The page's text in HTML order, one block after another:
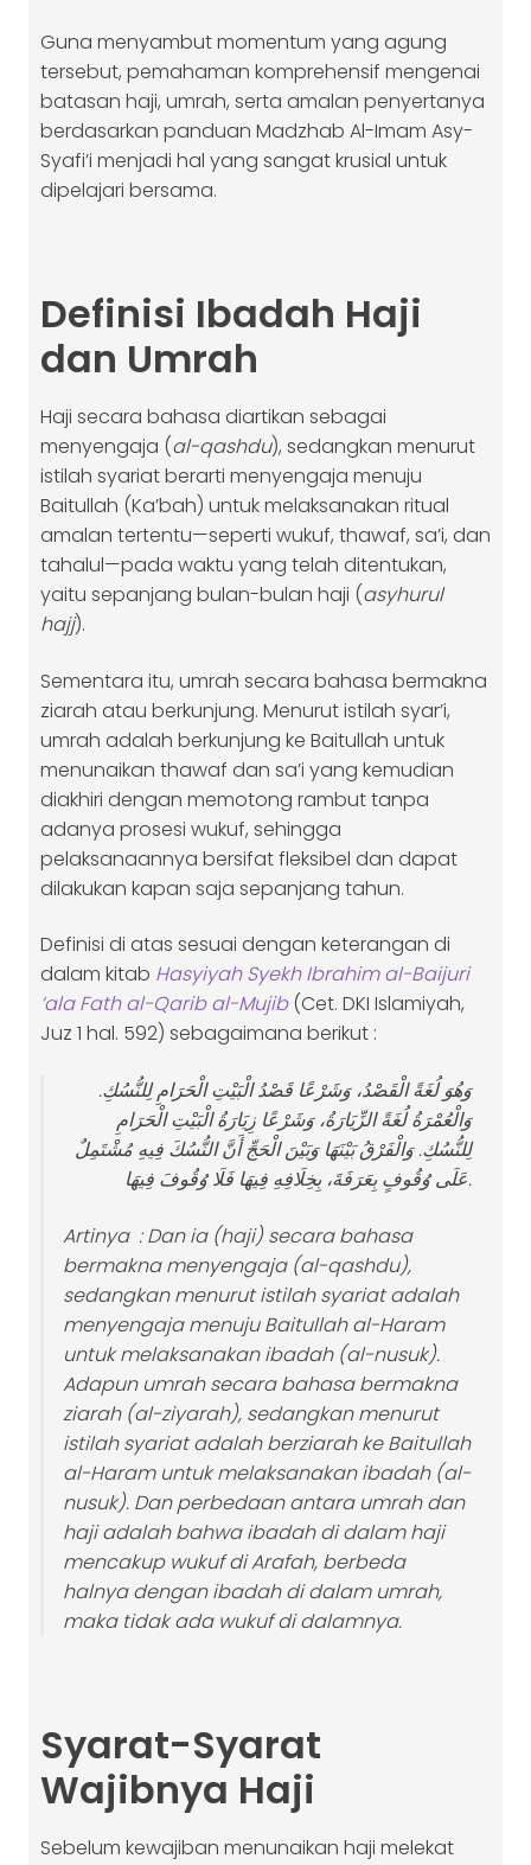
Guna menyambut momentum yang agung
tersebut, pemahaman komprehensif mengenai
batasan haji, umrah, serta amalan penyertanya
berdasarkan panduan Madzhab Al-Imam Asy-
Syafi’i menjadi hal yang sangat krusial untuk
dipelajari bersama.
Definisi Ibadah Haji
dan Umrah
Haji secara bahasa diartikan sebagai
menyengaja (al-qashdu), sedangkan menurut
istilah syariat berarti menyengaja menuju
Baitullah (Ka’bah) untuk melaksanakan ritual
amalan tertentu—seperti wukuf, thawaf, sa’i, dan
tahalul—pada waktu yang telah ditentukan,
yaitu sepanjang bulan-bulan haji (asyhurul
hajj).
Sementara itu, umrah secara bahasa bermakna
ziarah atau berkunjung. Menurut istilah syar’i,
umrah adalah berkunjung ke Baitullah untuk
menunaikan thawaf dan sa’i yang kemudian
diakhiri dengan memotong rambut tanpa
adanya prosesi wukuf, sehingga
pelaksanaannya bersifat fleksibel dan dapat
dilakukan kapan saja sepanjang tahun.
Definisi di atas sesuai dengan keterangan di
dalam kitab Hasyiyah Syekh Ibrahim al-Baijuri
‘ala Fath al-Qarib al-Mujib (Cet. DKI Islamiyah,
Juz 1 hal. 592) sebagaimana berikut :
وَهُوَ لُغَةً الْقَصْدُ، وَشَرْعًا قَصْدُ الْبَيْتِ الْحَرَامِ لِلنُّسُكِ.
وَالْعُمْرَةُ لُغَةً الزِّيَارَةُ، وَشَرْعًا زِيَارَةُ الْبَيْتِ الْحَرَامِ
لِلنُّسُكِ. وَالْفَرْقُ بَيْنَهَا وَبَيْنَ الْحَجِّ أَنَّ النُّسُكَ فِيهِ مُشْتَمِلٌ
عَلَى وُقُوفٍ بِعَرَفَةَ، بِخِلَافِهِ فِيهَا فَلَا وُقُوفَ فِيهَا.
Artinya :Dan ia (haji) secara bahasa
bermakna menyengaja (al-qashdu),
sedangkan menurut istilah syariat adalah
menyengaja menuju Baitullah al-Haram
untuk melaksanakan ibadah (al-nusuk).
Adapun umrah secara bahasa bermakna
ziarah (al-ziyarah), sedangkan menurut
istilah syariat adalah berziarah ke Baitullah
al-Haram untuk melaksanakan ibadah (al-
nusuk). Dan perbedaan antara umrah dan
haji adalah bahwa ibadah di dalam haji
mencakup wukuf di Arafah, berbeda
halnya dengan ibadah di dalam umrah,
maka tidak ada wukuf di dalamnya.
Syarat-Syarat
Wajibnya Haji
Sebelum kewajiban menunaikan haji melekat